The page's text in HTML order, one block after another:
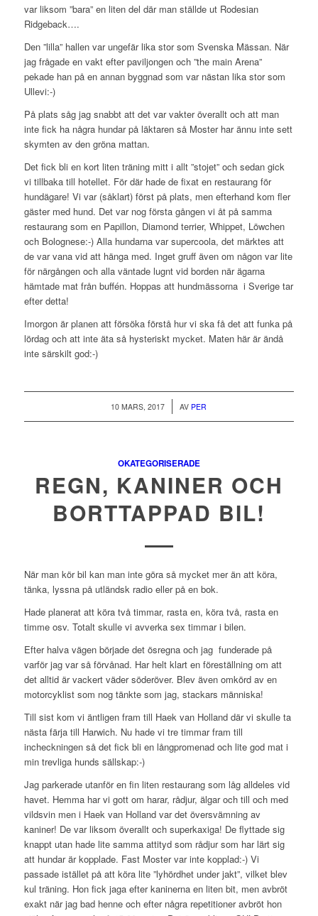
var liksom ”bara” en liten del där man ställde ut Rodesian
Ridgeback….
Den ”lilla” hallen var ungefär lika stor som Svenska Mässan. När
jag frågade en vakt efter paviljongen och ”the main Arena”
pekade han på en annan byggnad som var nästan lika stor som
Ullevi:-)
På plats såg jag snabbt att det var vakter överallt och att man
inte fick ha några hundar på läktaren så Moster har ännu inte sett
skymten av den gröna mattan.
Det fick bli en kort liten träning mitt i allt ”stojet” och sedan gick
vi tillbaka till hotellet. För där hade de fixat en restaurang för
hundägare! Vi var (såklart) först på plats, men efterhand kom fler
gäster med hund. Det var nog första gången vi åt på samma
restaurang som en Papillon, Diamond terrier, Whippet, Löwchen
och Bolognese:-) Alla hundarna var supercoola, det märktes att
de var vana vid att hänga med. Inget gruff även om någon var lite
för närgången och alla väntade lugnt vid borden när ägarna
hämtade mat från buffén. Hoppas att hundmässorna i Sverige tar
efter detta!
Imorgon är planen att försöka förstå hur vi ska få det att funka på
lördag och att inte äta så hysteriskt mycket. Maten här är ändå
inte särskilt god:-)
10 MARS, 2017
/ AV PER
OKATEGORISERADE
REGN, KANINER OCH
BORTTAPPAD BIL!
När man kör bil kan man inte göra så mycket mer än att köra,
tänka, lyssna på utländsk radio eller på en bok.
Hade planerat att köra två timmar, rasta en, köra två, rasta en
timme osv. Totalt skulle vi avverka sex timmar i bilen.
Efter halva vägen började det ösregna och jag funderade på
varför jag var så förvånad. Har helt klart en föreställning om att
det alltid är vackert väder söderöver. Blev även omkörd av en
motorcyklist som nog tänkte som jag, stackars människa!
Till sist kom vi äntligen fram till Haek van Holland där vi skulle ta
nästa färja till Harwich. Nu hade vi tre timmar fram till
incheckningen så det fick bli en långpromenad och lite god mat i
min trevliga hunds sällskap:-)
Jag parkerade utanför en fin liten restaurang som låg alldeles vid
havet. Hemma har vi gott om harar, rådjur, älgar och till och med
vildsvin men i Haek van Holland var det översvämning av
kaniner! De var liksom överallt och superkaxiga! De flyttade sig
knappt utan hade lite samma attityd som rådjur som har lärt sig
att hundar är kopplade. Fast Moster var inte kopplad:-) Vi
passade istället på att köra lite ”lyhördhet under jakt”, vilket blev
kul träning. Hon fick jaga efter kaninerna en liten bit, men avbröt
exakt när jag bad henne och efter några repetitioner avbröt hon